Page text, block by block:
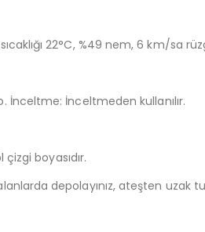
22°C, %49 nem, 6 km/sa
İnceltme: İnceltmeden kullanılır.
boyasıdır.
depolayınız, ateşten uzak